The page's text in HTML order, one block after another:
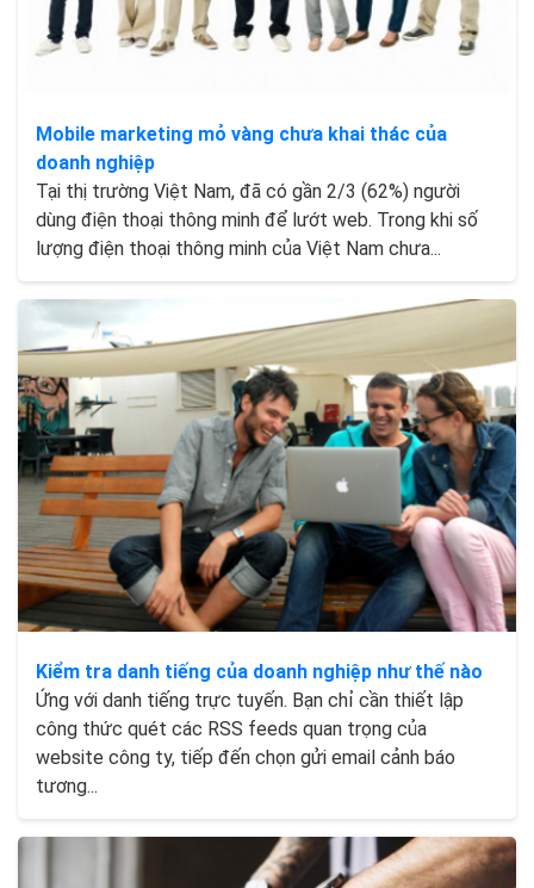
Mobile marketing mỏ vàng chưa khai thác của
doanh nghiệp
Tại thị trường Việt Nam, đã có gần 2/3 (62%) người
dùng điện thoại thông minh để lướt web. Trong khi số
lượng điện thoại thông minh của Việt Nam chưa...
Kiểm tra danh tiếng của doanh nghiệp như thế nào
Ứng với danh tiếng trực tuyến. Bạn chỉ cần thiết lập
công thức quét các RSS feeds quan trọng của
website công ty, tiếp đến chọn gửi email cảnh báo
tương...